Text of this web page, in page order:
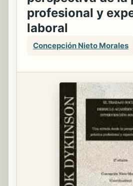
profesional y
laboral
Concepción Nieto Morales